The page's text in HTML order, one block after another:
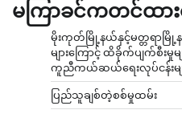
မကြာခင်ကတင်ထာ
မိုးကုတ်မြို့နယ်နှင့်မတ္တရာမြို့
များကြောင့် ထိခိုက်ပျက်စီးမှု
ကူညီကယ်ဆယ်ရေးလုပ်ငန်းမျ
ပြည်သူချစ်တဲ့စစ်မှုထမ်း